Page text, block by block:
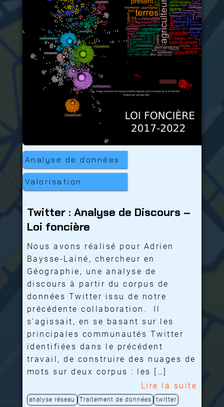
Analyse de données
Valorisation
Twitter : Analyse de Discours –
Loi foncière
Nous avons réalisé pour Adrien
Baysse-Lainé, chercheur en
Géographie, une analyse de
discours à partir du corpus de
données Twitter issu de notre
précédente collaboration. Il
s’agissait, en se basant sur les
principales communautés Twitter
identifiées dans le précédent
travail, de construire des nuages de
mots sur deux corpus : les […]
Lire la suite
analyse réseau Traitement de données twitter